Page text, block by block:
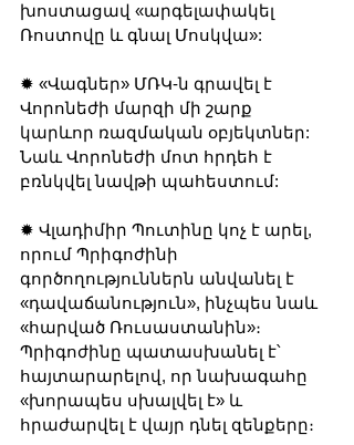
խոստացավ «արգելափակել
Ռոստովը և գնալ Մոսկվա»:
✹ «Վագներ» ՄՌԿ-ն գրավել է
Վորոնեժի մարզի մի շարք
կարևոր ռազմական օբյեկտներ:
Նաև Վորոնեժի մոտ հրդեհ է
բռնկվել նավթի պահեստում:
✹ Վլադիմիր Պուտինը կոչ է արել,
որում Պրիգոժինի
գործողություններն անվանել է
«դավաճանություն», ինչպես նաև
«հարված Ռուսաստանին»։
Պրիգոժինը պատասխանել է՝
հայտարարելով, որ նախագահը
«խորապես սխալվել է» և
հրաժարվել է վայր դնել զենքերը։